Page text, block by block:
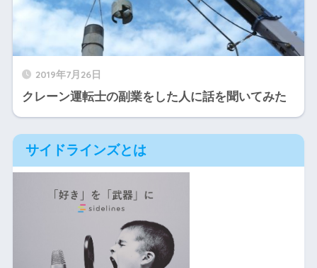
2019年7月26日
クレーン運転士の副業をした人に話を聞いてみた
サイドラインズとは